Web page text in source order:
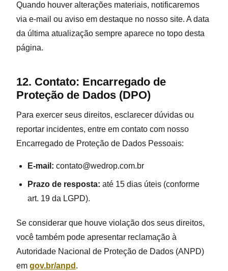
Quando houver alterações materiais, notificaremos
via e-mail ou aviso em destaque no nosso site. A data
da última atualização sempre aparece no topo desta
página.
12. Contato: Encarregado de
Proteção de Dados (DPO)
Para exercer seus direitos, esclarecer dúvidas ou
reportar incidentes, entre em contato com nosso
Encarregado de Proteção de Dados Pessoais:
E-mail: contato@wedrop.com.br
Prazo de resposta: até 15 dias úteis (conforme
art. 19 da LGPD).
Se considerar que houve violação dos seus direitos,
você também pode apresentar reclamação à
Autoridade Nacional de Proteção de Dados (ANPD)
em gov.br/anpd .